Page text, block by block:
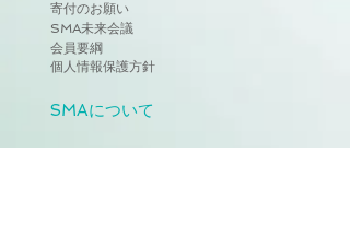
寄付のお願い
SMA未来会議
会員要綱
個人情報保護方針
SMAについて